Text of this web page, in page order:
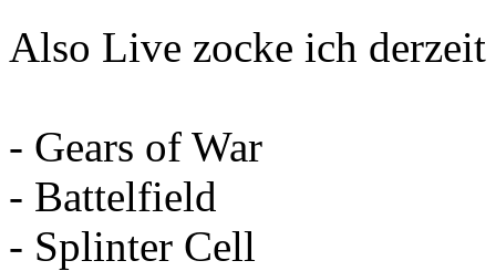
Also Live zocke ich derzeit
- Gears of War
- Battelfield
- Splinter Cell